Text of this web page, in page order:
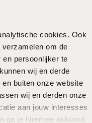
cookies. Ook
om de
persoonlijker te
wij en derde
buiten onze website
wij en derden onze
aan jouw interesses
ga je hiermee akkoord.
met
Casio
129